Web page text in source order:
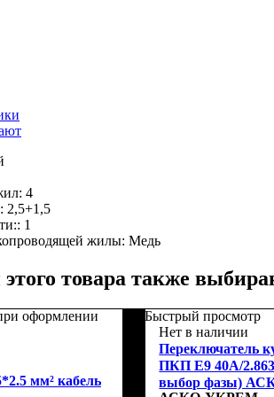
4
2,5+1,5
1
жилы: Медь
товара также
оформлении
мм² кабель
Быстрый просмотр
Нет в наличии
Переключатель
ПКП Е9 40А/2.863
выбор фазы)